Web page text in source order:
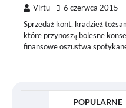
Virtu 6 czerwca 2015
Sprzedaż kont, kradzież
które przynoszą bolesne
finansowe oszustwa
POPULARNE